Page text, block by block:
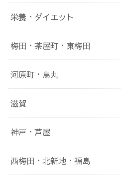
栄養・ダイエット
梅田・茶屋町・東梅田
河原町・烏丸
滋賀
神戸・芦屋
西梅田・北新地・福島